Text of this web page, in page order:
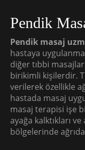
Pendik
Pendik masaj
hastaya
diğer tıbbi
birikimli kişilerdir.
verilerek özellikle
hastada masaj
masaj terapisi işe
ayağa kalktıkları
bölgelerinde